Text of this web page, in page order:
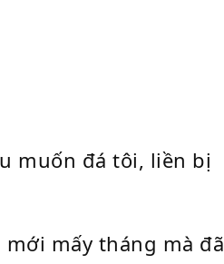
muốn đá tôi, liền bị
mấy tháng mà đã